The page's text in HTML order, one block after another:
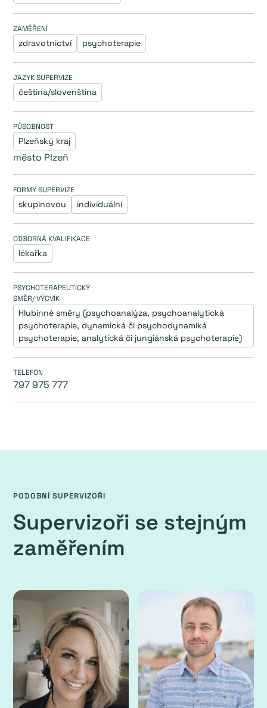
ZAMĚŘENÍ
zdravotnictví psychoterapie
JAZYK SUPERVIZE
čeština/slovenština
PŮSOBNOST
Plzeňský kraj
město Plzeň
FORMY SUPERVIZE
skupinovou individuální
ODBORNÁ KVALIFIKACE
lékařka
PSYCHOTERAPEUTICKÝ
SMĚR/ VÝCVIK
Hlubinné směry (psychoanalýza, psychoanalytická
psychoterapie, dynamická či psychodynamiká
psychoterapie, analytická či jungiánská psychoterapie)
TELEFON
797 975 777
PODOBNÍ SUPERVIZOŘI
Supervizoři se stejným
zaměřením